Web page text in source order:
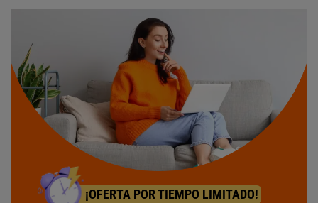
¡OFERTA POR TIEMPO LIMITADO!